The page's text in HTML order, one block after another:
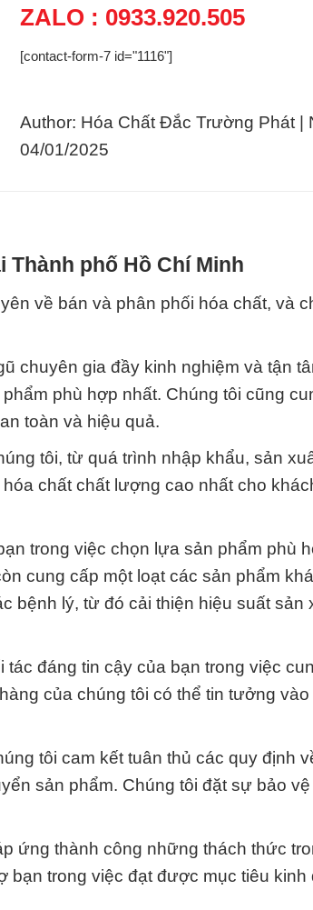
ZALO : 0933.920.505
[contact-form-7 id="1116"]
Author: Hóa Chất Đắc Trường Phát |
04/01/2025
phố Hồ Chí Minh
về bán và phân phối hóa chất, và
chuyên gia đầy kinh nghiệm và tận
phù hợp nhất. Chúng tôi cũng
toàn và hiệu quả.
tôi, từ quá trình nhập khẩu, sản
chất chất lượng cao nhất cho
trong việc chọn lựa sản phẩm phù
cung cấp một loạt các sản phẩm
bệnh lý, từ đó cải thiện hiệu suất sản
đáng tin cậy của bạn trong việc
của chúng tôi có thể tin tưởng
tôi cam kết tuân thủ các quy định
sản phẩm. Chúng tôi đặt sự bảo
ứng thành công những thách thức
bạn trong việc đạt được mục tiêu kinh